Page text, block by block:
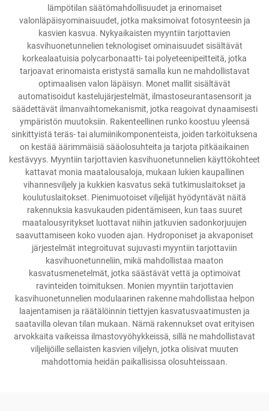
lämpötilan säätömahdollisuudet ja erinomaiset
valonläpäisyominaisuudet, jotka maksimoivat fotosynteesin ja
kasvien kasvua. Nykyaikaisten myyntiin tarjottavien
kasvihuonetunnelien teknologiset ominaisuudet sisältävät
korkealaatuisia polycarbonaatti- tai polyeteenipeitteitä, jotka
tarjoavat erinomaista eristystä samalla kun ne mahdollistavat
optimaalisen valon läpäisyn. Monet mallit sisältävät
automatisoidut kastelujärjestelmät, ilmastoseurantasensorit ja
säädettävät ilmanvaihtomekanismit, jotka reagoivat dynaamisesti
ympäristön muutoksiin. Rakenteellinen runko koostuu yleensä
sinkittyistä teräs- tai alumiinikomponenteista, joiden tarkoituksena
on kestää äärimmäisiä sääolosuhteita ja tarjota pitkäaikainen
kestävyys. Myyntiin tarjottavien kasvihuonetunnelien käyttökohteet
kattavat monia maatalousaloja, mukaan lukien kaupallinen
vihannesviljely ja kukkien kasvatus sekä tutkimuslaitokset ja
koulutuslaitokset. Pienimuotoiset viljelijät hyödyntävät näitä
rakennuksia kasvukauden pidentämiseen, kun taas suuret
maatalousyritykset luottavat niihin jatkuvien sadonkorjuujen
saavuttamiseen koko vuoden ajan. Hydroponiset ja akvaponiset
järjestelmät integroituvat sujuvasti myyntiin tarjottaviin
kasvihuonetunneliin, mikä mahdollistaa maaton
kasvatusmenetelmät, jotka säästävät vettä ja optimoivat
ravinteiden toimituksen. Monien myyntiin tarjottavien
kasvihuonetunnelien modulaarinen rakenne mahdollistaa helpon
laajentamisen ja räätälöinnin tiettyjen kasvatusvaatimusten ja
saatavilla olevan tilan mukaan. Nämä rakennukset ovat erityisen
arvokkaita vaikeissa ilmastovyöhykkeissä, sillä ne mahdollistavat
viljelijöille sellaisten kasvien viljelyn, jotka olisivat muuten
mahdottomia heidän paikallisissa olosuhteissaan.